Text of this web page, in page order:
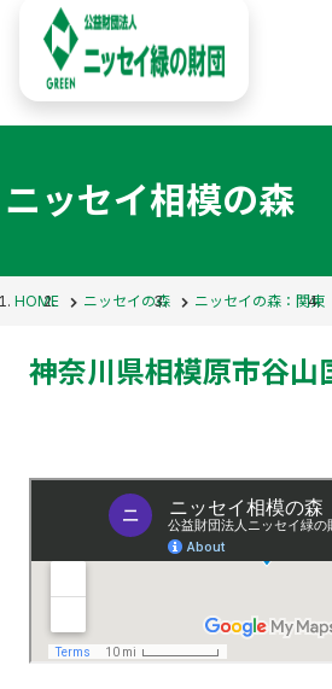
ニッセイ相模の森
HOME ニッセイの森 ニッセイの森：関東
神奈川県相模原市谷山